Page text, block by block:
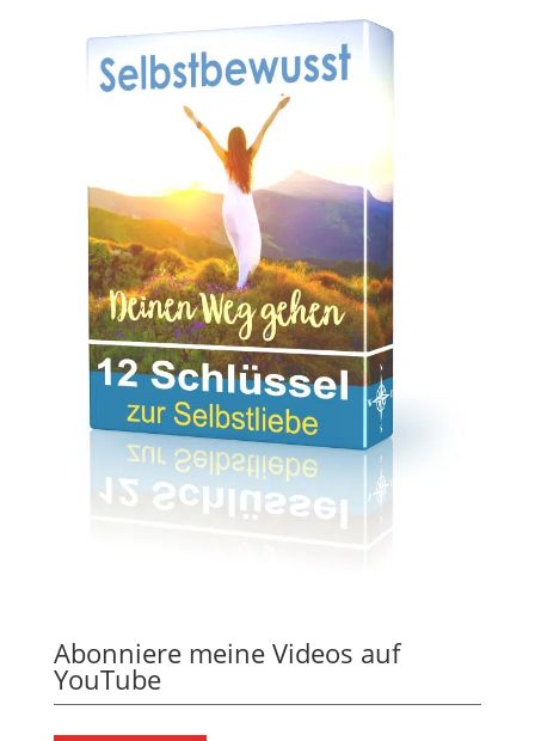
Abonniere meine Videos auf
YouTube